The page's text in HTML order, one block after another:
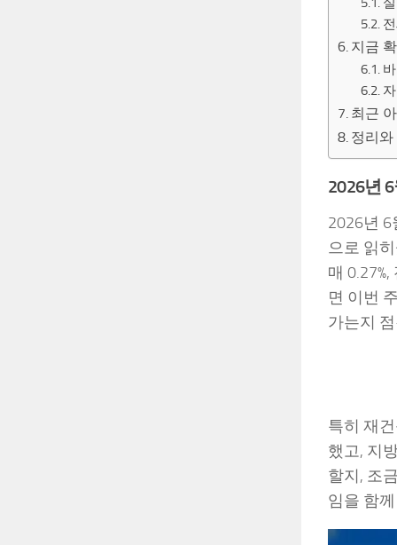
지금
최근
정리
2026년
2026년 6
으로 읽
매
면 이번
가는지
특히 재
했고, 지
할지, 조
임을 함